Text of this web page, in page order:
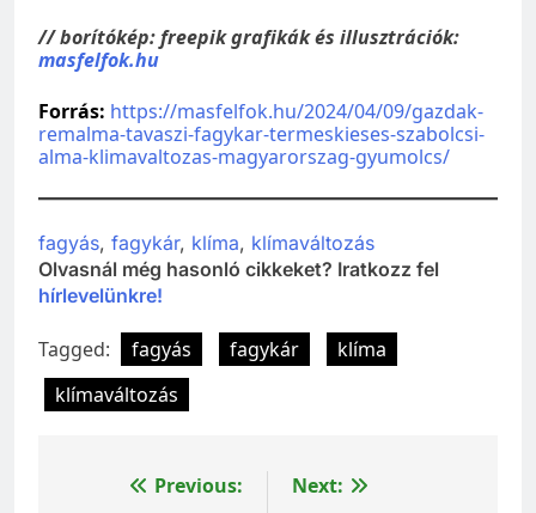
// borítókép: freepik grafikák és illusztrációk:
masfelfok.hu
Forrás: https://masfelfok.hu/2024/04/09/gazdak-
remalma-tavaszi-fagykar-termeskieses-szabolcsi-
alma-klimavaltozas-magyarorszag-gyumolcs/
fagyás, fagykár, klíma, klímaváltozás
Olvasnál még hasonló cikkeket? Iratkozz fel
hírlevelünkre!
Tagged: fagyás fagykár
klíma
klímaváltozás
BejegyzésPrevious:
Next: